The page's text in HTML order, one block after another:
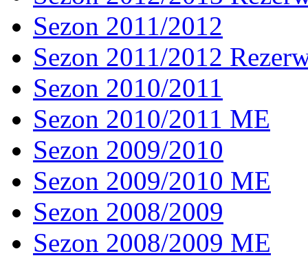
Sezon 2011/2012
Sezon 2011/2012
Sezon 2010/2011
Sezon 2010/2011 ME
Sezon 2009/2010
Sezon 2009/2010 ME
Sezon 2008/2009
Sezon 2008/2009 ME